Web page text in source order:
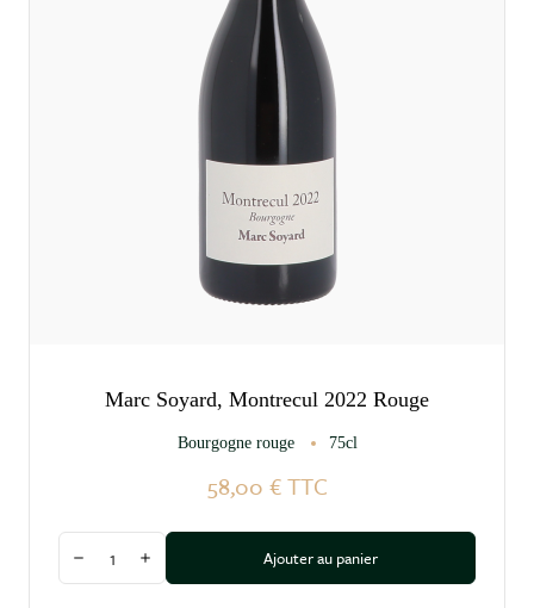
Marc Soyard, Montrecul 2022 Rouge
Bourgogne rouge 75cl
58,00 € TTC
Diminuer la quantité
Augmenter la quantitéAjouter au panier